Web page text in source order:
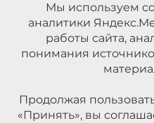
Мы используем
аналитики
работы сайта,
понимания
Продолжая
«Принять», вы